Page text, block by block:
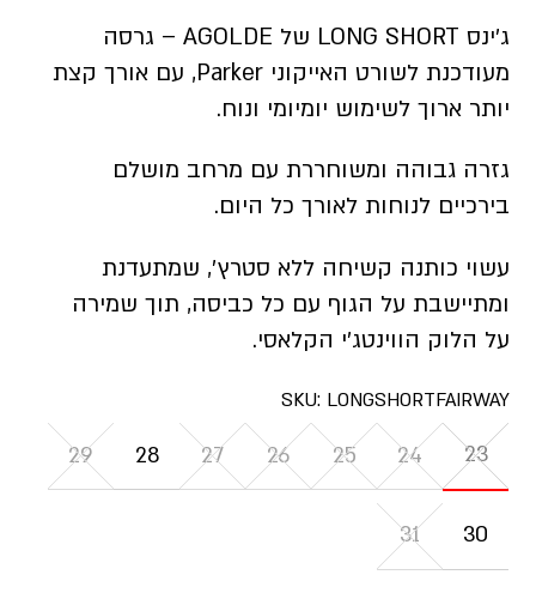
ג׳ינס LONG SHORT של AGOLDE – גרסה
מעודכנת לשורט האייקוני Parker, עם אורך קצת
יותר ארוך לשימוש יומיומי ונוח.
גזרה גבוהה ומשוחררת עם מרחב מושלם
בירכיים לנוחות לאורך כל היום.
עשוי כותנה קשיחה ללא סטרץ׳, שמתעדנת
ומתיישבת על הגוף עם כל כביסה, תוך שמירה
על הלוק הווינטג׳י הקלאסי.
SKU: LONGSHORTFAIRWAY
23
24
25
26
27
28
29
30
31